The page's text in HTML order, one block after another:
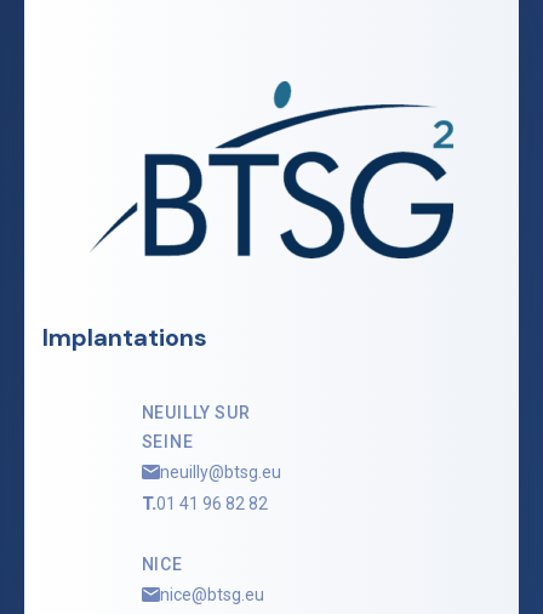
Implantations
NEUILLY SUR
SEINE
neuilly@btsg.eu
T.01 41 96 82 82
NICE
nice@btsg.eu